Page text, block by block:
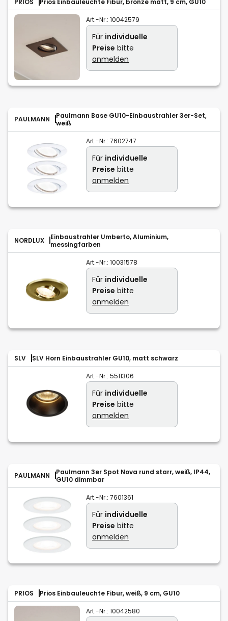
Art.-Nr.: 10042579
Für individuelle
Preise bitte
anmelden
PAULMANN
Paulmann Base GU10-Einbaustrahler 3er-Set,
weiß
Art.-Nr.: 7602747
Für individuelle
Preise bitte
anmelden
NORDLUX
Einbaustrahler Umberto, Aluminium,
messingfarben
Art.-Nr.: 10031578
Für individuelle
Preise bitte
anmelden
SLV SLV Horn Einbaustrahler GU10, matt schwarz
Art.-Nr.: 5511306
Für individuelle
Preise bitte
anmelden
PAULMANN
Paulmann 3er Spot Nova rund starr, weiß, IP44,
GU10 dimmbar
Art.-Nr.: 7601361
Für individuelle
Preise bitte
anmelden
PRIOS Prios Einbauleuchte Fibur, weiß, 9 cm, GU10
Art.-Nr.: 10042580